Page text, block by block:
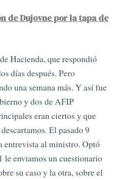
de Dujovne por la tapa de
Hacienda, que respondió
días después. Pero
una semana más. Y así fue
y dos de AFIP
eran ciertos y que
El pasado 9
entrevista al ministro. Optó
le enviamos un cuestionario
su caso y la otra, sobre el